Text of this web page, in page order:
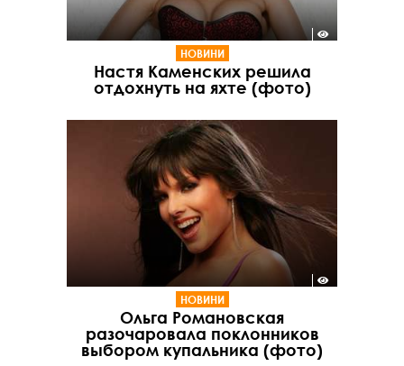
НОВИНИ
Настя Каменских решила
отдохнуть на яхте (фото)
НОВИНИ
Ольга Романовская
разочаровала поклонников
выбором купальника (фото)